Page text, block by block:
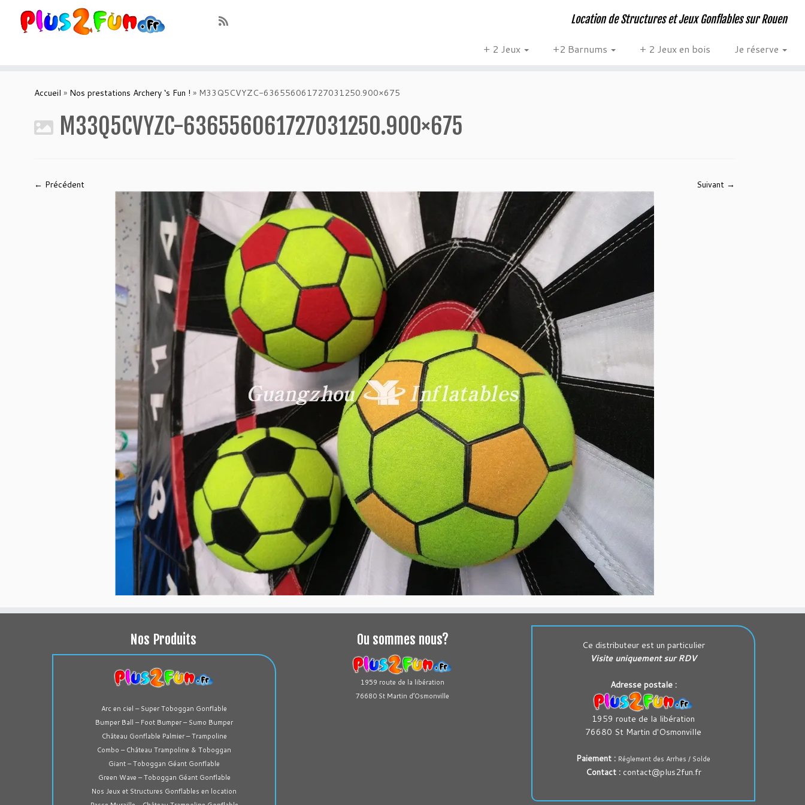
Location de Structures et Jeux Gonflables sur Rouen
+ 2 Jeux +2 Barnums + 2 Jeux en bois Je réserve
Accueil » Nos prestations Archery ‘s Fun ! » M33Q5CVYZC-636556061727031250.900×675
M33Q5CVYZC-636556061727031250.900×675
← Précédent Suivant →
Nos Produits
Arc en ciel – Super Toboggan Gonflable
Bumper Ball – Foot Bumper – Sumo Bumper
Château Gonflable Palmier – Trampoline
Combo – Château Trampoline & Toboggan
Giant – Toboggan Géant Gonflable
Green Wave – Toboggan Géant Gonflable
Nos Jeux et Structures Gonflables en location
Ou sommes nous?
1959 route de la libération
76680 St Martin d’Osmonville
Ce distributeur est un particulier
Visite uniquement sur RDV
Adresse postale :
1959 route de la libération
76680 St Martin d'Osmonville
Paiement : Réglement des Arrhes / Solde
Contact :contact@plus2fun.fr